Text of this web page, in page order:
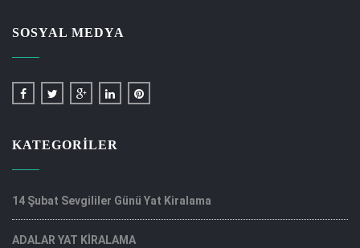
SOSYAL MEDYA
KATEGORILER
14 Şubat Sevgililer Günü Yat Kiralama
ADALAR YAT KİRALAMA